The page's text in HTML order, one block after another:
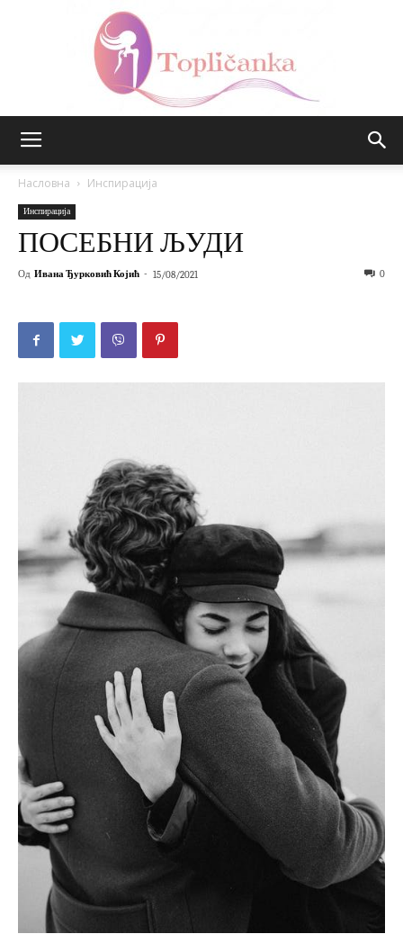
Насловна Инспирација
Инспирација
ПОСЕБНИ ЉУДИ
Од Ивана Ђурковић Којић - 15/08/2021 0